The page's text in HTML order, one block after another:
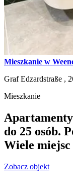
Mieszkanie w
Graf Edzardstraße ,
Mieszkanie
do 25 osób.
Wiele
Zobacz objekt